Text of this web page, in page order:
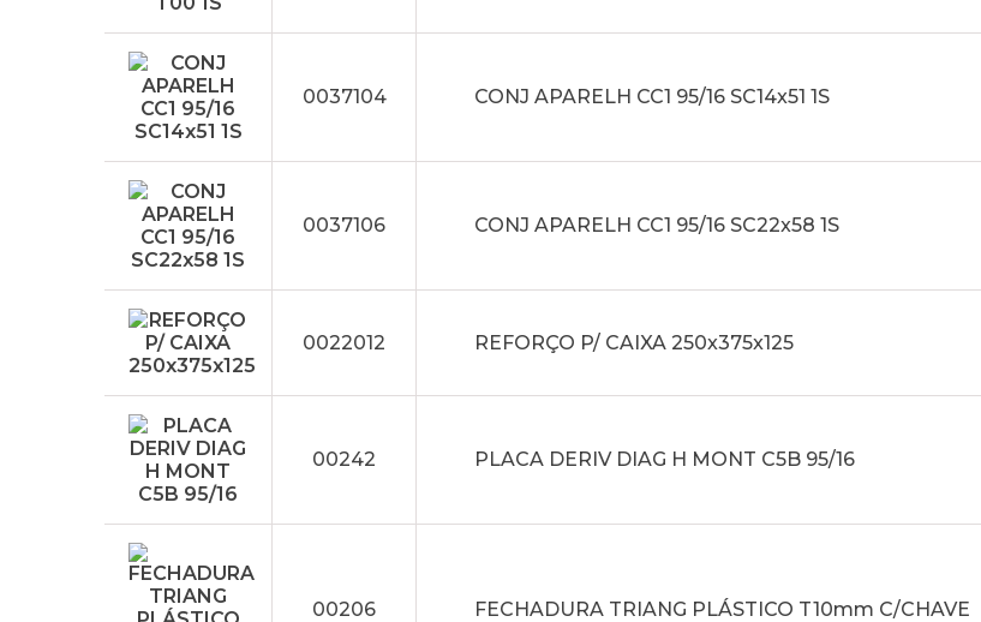
0037104 CONJ APARELH CC1 95/16 SC14x51 1S
0037106 CONJ APARELH CC1 95/16 SC22x58 1S
0022012 REFORÇO P/ CAIXA 250x375x125
00242 PLACA DERIV DIAG H MONT C5B 95/16
00206 FECHADURA TRIANG PLÁSTICO T10mm C/CHAVE